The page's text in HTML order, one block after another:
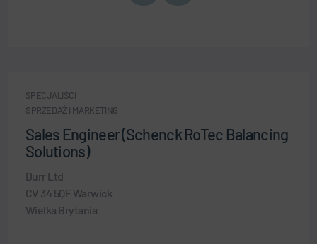
SPECJALIŚCI
SPRZEDAŻ I MARKETING
Sales Engineer (Schenck RoTec Balancing
Solutions)
Durr Ltd
CV 34 5QF Warwick
Wielka Brytania